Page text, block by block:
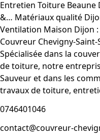
Entretien Toiture Beaune
&… Matériaux qualité
Ventilation Maison Dijon
Couvreur Chevigny-
Spécialisée dans la
de toiture, notre
Sauveur et dans les
travaux de toiture,
0746401046
contact@couvreur-